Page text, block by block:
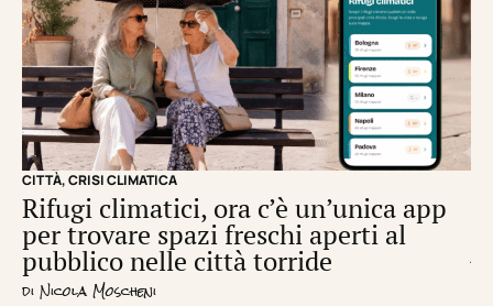
CITTÀ,CRISI CLIMATICA
Rifugi climatici, ora c’è un’unica app
per trovare spazi freschi aperti al
pubblico nelle città torride
di Nicola Moscheni